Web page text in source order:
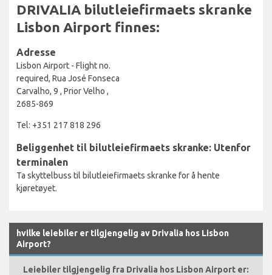
DRIVALIA bilutleiefirmaets skranke
Lisbon Airport finnes:
Adresse
Lisbon Airport - Flight no.
required, Rua José Fonseca
Carvalho, 9 , Prior Velho ,
2685-869
Tel: +351 217 818 296
Beliggenhet til bilutleiefirmaets skranke: Utenfor
terminalen
Ta skyttelbuss til bilutleiefirmaets skranke for å hente
kjøretøyet.
hvilke leiebiler er tilgjengelig av Drivalia hos Lisbon
Airport?
Leiebiler tilgjengelig fra Drivalia hos Lisbon Airport er: